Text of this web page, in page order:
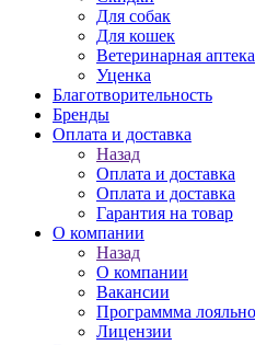
Для собак
Для кошек
Ветеринарная аптека
Уценка
Благотворительность
Бренды
Оплата и доставка
Назад
Оплата и доставка
Оплата и доставка
Гарантия на товар
О компании
Назад
О компании
Вакансии
Программма
Лицензии